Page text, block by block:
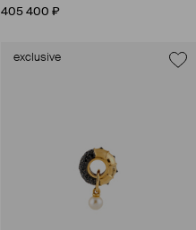
бриллиантом
405 400 ₽
exclusive